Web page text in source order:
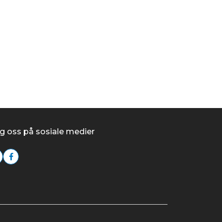
oss på sosiale medier